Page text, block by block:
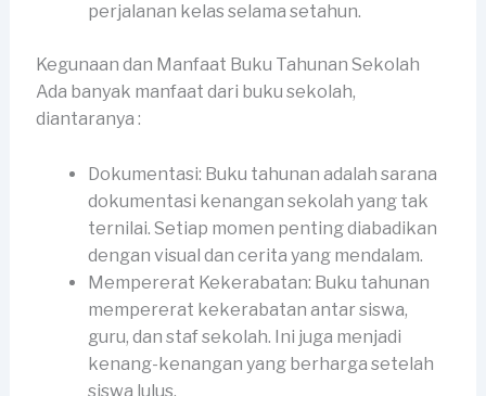
perjalanan kelas selama setahun.
Kegunaan dan Manfaat Buku Tahunan Sekolah
Ada banyak manfaat dari buku sekolah,
diantaranya :
Dokumentasi: Buku tahunan adalah sarana
dokumentasi kenangan sekolah yang tak
ternilai. Setiap momen penting diabadikan
dengan visual dan cerita yang mendalam.
Mempererat Kekerabatan: Buku tahunan
mempererat kekerabatan antar siswa,
guru, dan staf sekolah. Ini juga menjadi
kenang-kenangan yang berharga setelah
siswa lulus.